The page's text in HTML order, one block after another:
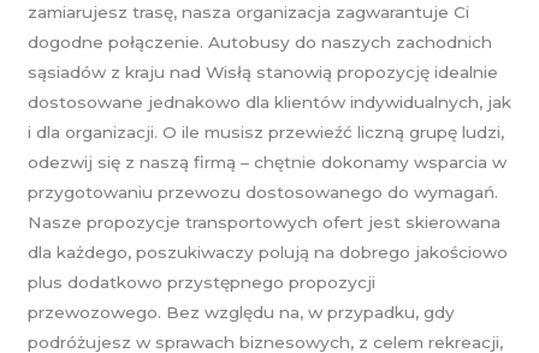
zamiarujesz trasę, nasza organizacja zagwarantuje Ci
dogodne połączenie. Autobusy do naszych zachodnich
sąsiadów z kraju nad Wisłą stanowią propozycję idealnie
dostosowane jednakowo dla klientów indywidualnych, jak
i dla organizacji. O ile musisz przewieźć liczną grupę ludzi,
odezwij się z naszą firmą – chętnie dokonamy wsparcia w
przygotowaniu przewozu dostosowanego do wymagań.
Nasze propozycje transportowych ofert jest skierowana
dla każdego, poszukiwaczy polują na dobrego jakościowo
plus dodatkowo przystępnego propozycji
przewozowego. Bez względu na, w przypadku, gdy
podróżujesz w sprawach biznesowych, z celem rekreacji,